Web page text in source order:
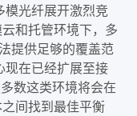
光纤展开激烈竞
和托管环境下，多
提供足够的覆盖范
现在已经扩展至接
数这类环境将会在
间找到最佳平衡